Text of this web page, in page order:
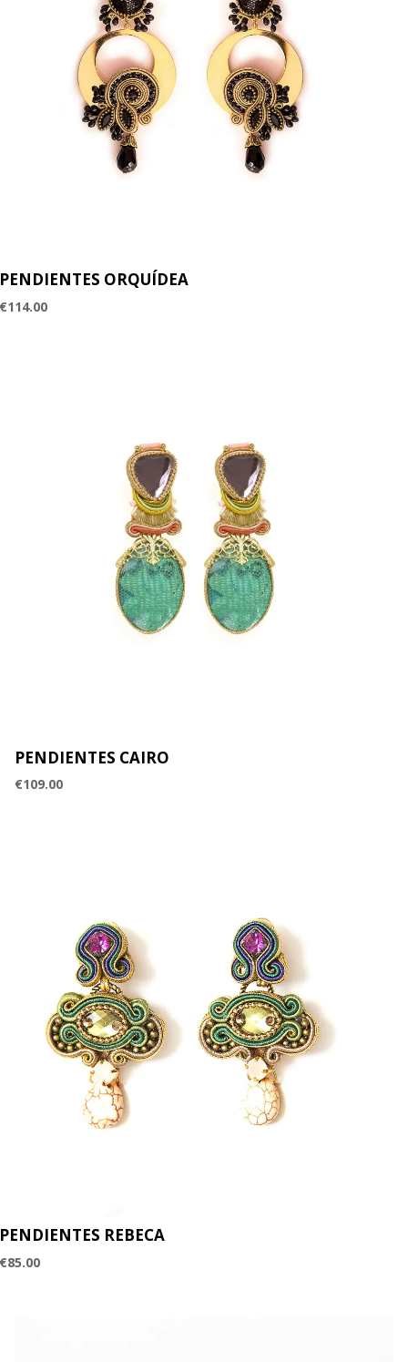
PENDIENTES ORQUÍDEA
€114.00
PENDIENTES CAIRO
€109.00
PENDIENTES REBECA
€85.00